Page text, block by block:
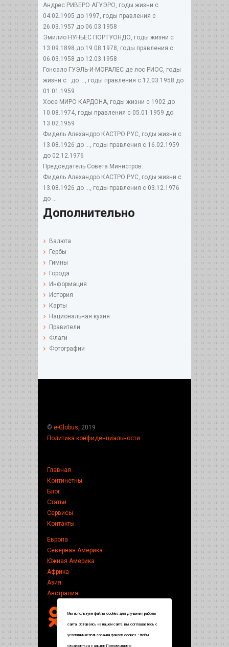
Андрес РИВЕРО АГУЭРО, годы жизни с
04.02.1905 до 1997, годы правления с
26.03.1957 до 06.03.1958
Эмилио НУНЬЕС ПОРТУОНДО, годы жизни с
13.09.1898 до 19.08.1978, годы правления с
06.03.1958 до 12.03.1958
Гонсало ГУЭЛЬ-И-МОРАЛЕС де лос РИОС, годы
жизни с до ..., годы правления с 12.03.1958 до
01.01.1959
Хосе МИРО КАРДОНА, годы жизни с 1902 до
10.08.1974, годы правления с 05.01.1959 до
13.02.1959
Фидель Алехандро КАСТРО РУС, годы жизни с
13.08.1926 до ..., годы правления с 16.02.1959
до 02.12.1976
Председатель Совета Министров:
Фидель Алехандро КАСТРО РУС, годы жизни с
13.08.1926 до ..., годы правления с 03.12.1976
до ...
Дополнительно
Валюта
Гербы
Гимны
Города
Информация
История
Карты
Национальная кухня
Правители
Флаги
Фотографии
© e-Globus , 2019
Политика конфиденциальности
Главная
Континетны
Блог
Статьи
Сервисы
Контакты
Европа
Северная Америка
Южная Америка
Африка
Азия
Австралия
Мы используем файлы cookies для улучшения работы
сайта. Оставаясь на нашем сайте, вы соглашаетесь с
условиями использования файлов cookies. Чтобы
ознакомиться с нашими Положениями о